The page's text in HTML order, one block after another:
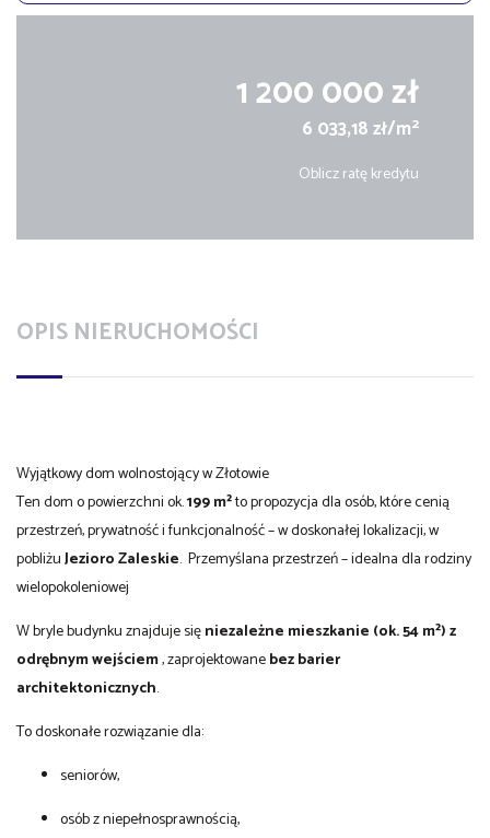
1 200 000 zł
6 033,18 zł/m2
Oblicz ratę kredytu
OPIS NIERUCHOMOŚCI
Wyjątkowy dom wolnostojący w Złotowie
Ten dom o powierzchni ok.199 m²to propozycja dla osób, które cenią
przestrzeń, prywatność i funkcjonalność – w doskonałej lokalizacji, w
pobliżuJezioro Zaleskie. Przemyślana przestrzeń – idealna dla rodziny
wielopokoleniowej
W bryle budynku znajduje sięniezależne mieszkanie (ok. 54 m²) z
odrębnym wejściem, zaprojektowanebez barier
architektonicznych.
To doskonałe rozwiązanie dla:
seniorów,
osób z niepełnosprawnością,